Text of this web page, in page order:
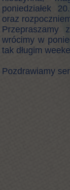
poniedziałek
oraz
Przepraszamy
wrócimy w
tak długim
Pozdrawiamy